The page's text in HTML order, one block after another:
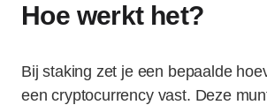
Hoe werkt het?
Bij staking zet je een bepaalde
een cryptocurrency vast. Deze